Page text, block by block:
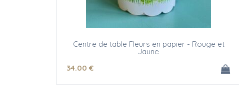
Centre de table Fleurs en papier - Rouge et
Jaune
34.00 €